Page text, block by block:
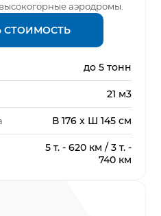
аэродромы.
СТОИМОСТЬ
до 5 тонн
21 м3
В 176 x Ш 145 см
5 т. - 620 км / 3 т. -
740 км